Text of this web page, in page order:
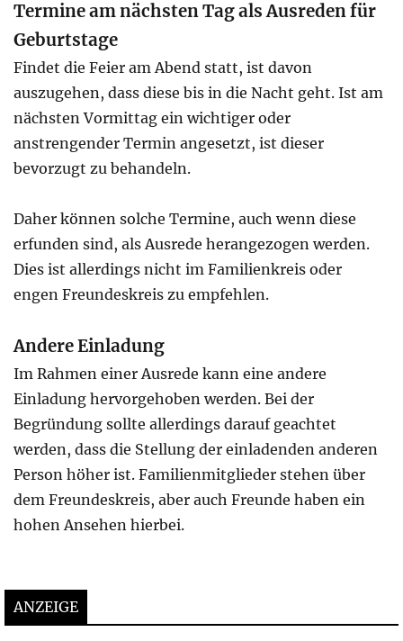
Termine am nächsten Tag als Ausreden für
Geburtstage
Findet die Feier am Abend statt, ist davon
auszugehen, dass diese bis in die Nacht geht. Ist am
nächsten Vormittag ein wichtiger oder
anstrengender Termin angesetzt, ist dieser
bevorzugt zu behandeln.
Daher können solche Termine, auch wenn diese
erfunden sind, als Ausrede herangezogen werden.
Dies ist allerdings nicht im Familienkreis oder
engen Freundeskreis zu empfehlen.
Andere Einladung
Im Rahmen einer Ausrede kann eine andere
Einladung hervorgehoben werden. Bei der
Begründung sollte allerdings darauf geachtet
werden, dass die Stellung der einladenden anderen
Person höher ist. Familienmitglieder stehen über
dem Freundeskreis, aber auch Freunde haben ein
hohen Ansehen hierbei.
ANZEIGE